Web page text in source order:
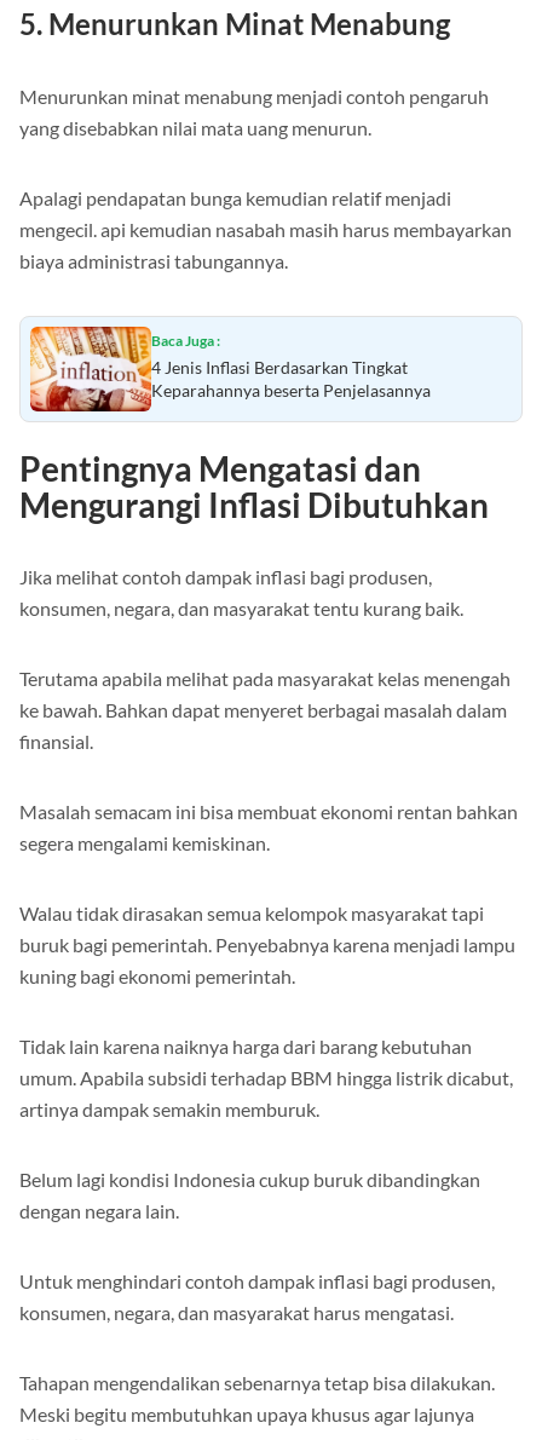
5. Menurunkan Minat Menabung
Menurunkan minat menabung menjadi contoh pengaruh
yang disebabkan nilai mata uang menurun.
Apalagi pendapatan bunga kemudian relatif menjadi
mengecil. api kemudian nasabah masih harus membayarkan
biaya administrasi tabungannya.
Baca Juga :
4 Jenis Inflasi Berdasarkan Tingkat
Keparahannya beserta Penjelasannya
Pentingnya Mengatasi dan
Mengurangi Inflasi Dibutuhkan
Jika melihat contoh dampak inflasi bagi produsen,
konsumen, negara, dan masyarakat tentu kurang baik.
Terutama apabila melihat pada masyarakat kelas menengah
ke bawah. Bahkan dapat menyeret berbagai masalah dalam
finansial.
Masalah semacam ini bisa membuat ekonomi rentan bahkan
segera mengalami kemiskinan.
Walau tidak dirasakan semua kelompok masyarakat tapi
buruk bagi pemerintah. Penyebabnya karena menjadi lampu
kuning bagi ekonomi pemerintah.
Tidak lain karena naiknya harga dari barang kebutuhan
umum. Apabila subsidi terhadap BBM hingga listrik dicabut,
artinya dampak semakin memburuk.
Belum lagi kondisi Indonesia cukup buruk dibandingkan
dengan negara lain.
Untuk menghindari contoh dampak inflasi bagi produsen,
konsumen, negara, dan masyarakat harus mengatasi.
Tahapan mengendalikan sebenarnya tetap bisa dilakukan.
Meski begitu membutuhkan upaya khusus agar lajunya